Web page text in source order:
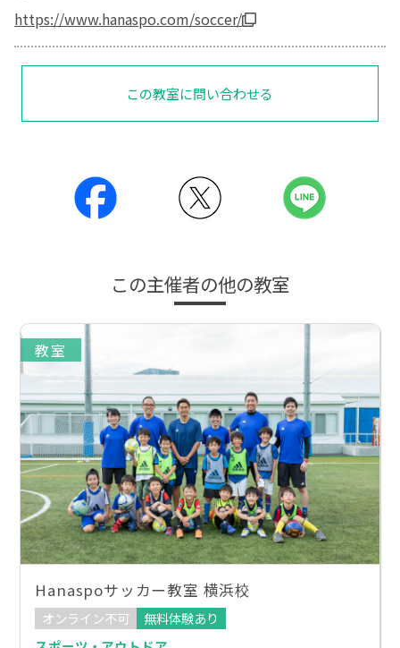
https://www.hanaspo.com/soccer/
この教室に問い合わせる
この主催者の他の教室
教室
Hanaspoサッカー教室 横浜校
オンライン不可
無料体験あり